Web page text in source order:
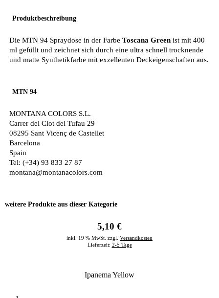
Produktbeschreibung
Die MTN 94 Spraydose in der Farbe Toscana Green ist mit 400
ml gefüllt und zeichnet sich durch eine ultra schnell trocknende
und matte Synthetikfarbe mit exzellenten Deckeigenschaften aus.
MTN 94
MONTANA COLORS S.L.
Carrer del Clot del Tufau 29
08295 Sant Vicenç de Castellet
Barcelona
Spain
Tel: (+34) 93 833 27 87
montana@montanacolors.com
weitere Produkte aus dieser Kategorie
5,10 €
inkl. 19 % MwSt. zzgl. Versandkosten
Lieferzeit: 2-5 Tage
Ipanema Yellow